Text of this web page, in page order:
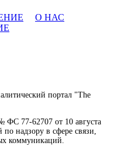
О НАС
портал "The
77-62707 от 10 августа
надзору в сфере связи,
коммуникаций.